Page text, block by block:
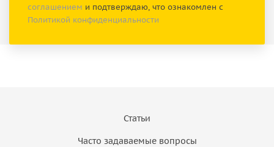
соглашением и подтверждаю, что ознакомлен с
Политикой конфиденциальности
Статьи
Часто задаваемые вопросы